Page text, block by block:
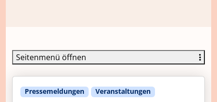
Pressemeldungen Veranstaltungen
Seitenmenü öffnen